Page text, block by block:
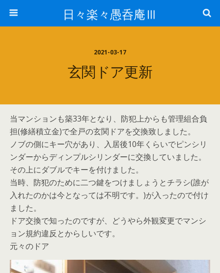
日々楽々愚呑庵Ⅲ
2021-03-17
玄関ドア更新
当マンションも築33年となり、防犯上からも管理組合負
担(修繕積立金)で全戸の玄関ドアを交換致しました。
ノブの側にキー穴があり、入居後10年くらいでピンシリ
ンダーからディンプルシリンダーに交換していました。
その上にダブルでキーを付けました。
当時、防犯のために二つ鍵をつけましょうとチラシ(誰が
入れたのかは今となっては不明です。)が入ったので付け
ました。
ドア交換で知ったのですが、どうやら外観変更でマンシ
ョン規約違反とからしいです。
元々のドア